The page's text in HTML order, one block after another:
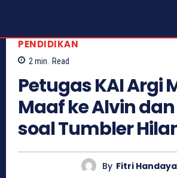
PENDIDIKAN
2 min. Read
Petugas KAI Argi
Maaf ke Alvin
soal Tumbler
By Fitri